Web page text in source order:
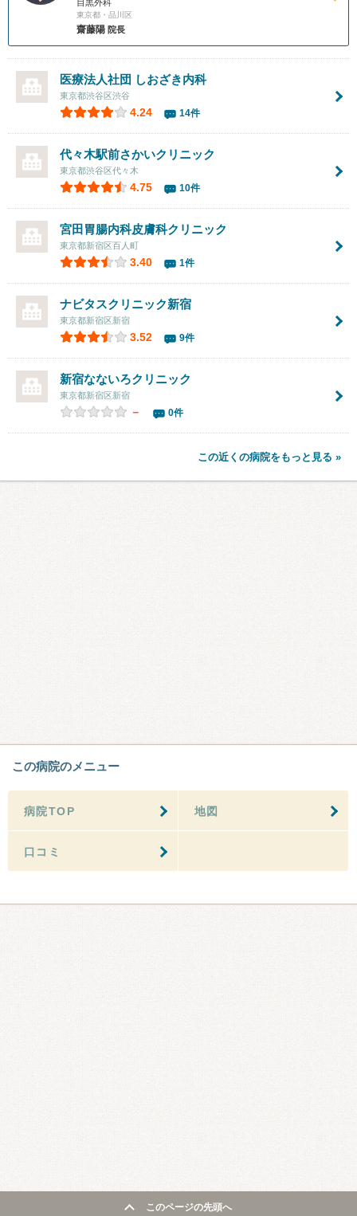
目黒外科
東京都・品川区
齋藤陽 院長
医療法人社団 しおざき内科
東京都渋谷区渋谷
4.24 14件
代々木駅前さかいクリニック
東京都渋谷区代々木
4.75 10件
宮田胃腸内科皮膚科クリニック
東京都新宿区百人町
3.40 1件
ナビタスクリニック新宿
東京都新宿区新宿
3.52 9件
新宿なないろクリニック
東京都新宿区新宿
－ 0件
この近くの病院をもっと見る »
この病院のメニュー
病院TOP 地図
口コミ
このページの先頭へ